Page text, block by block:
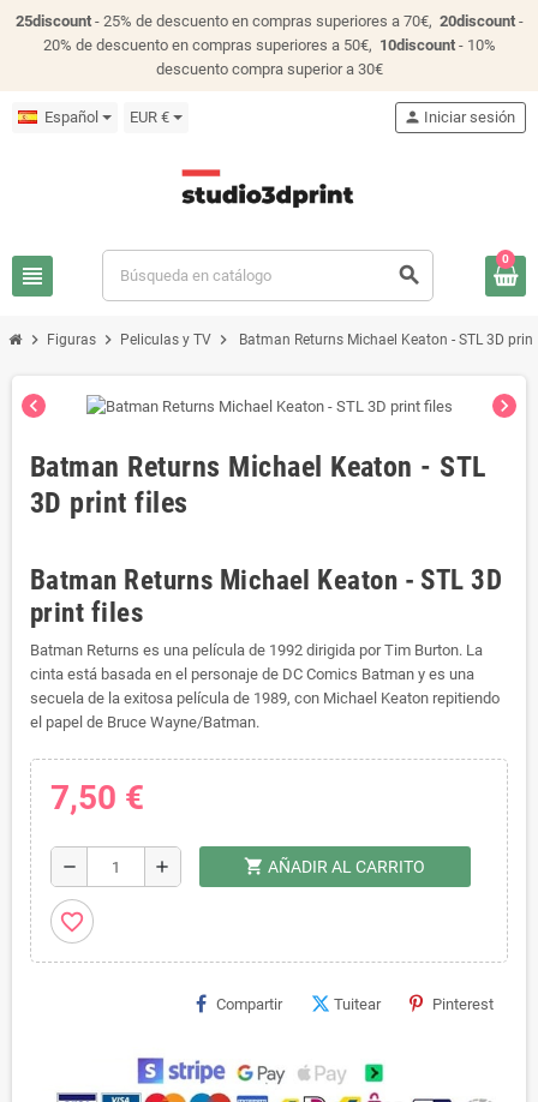
25discount- 25% de descuento en compras superiores a 70€, 20discount-
20% de descuento en compras superiores a 50€, 10discount- 10%
descuento compra superior a 30€
Español EUR €
view_headline search
person Iniciar sesión
0
chevron_right Figuras chevron_right Peliculas y TV chevron_right Batman Returns Michael Keaton - STL 3D
chevron_left chevron_right
Batman Returns Michael Keaton - STL
3D print files
Batman Returns Michael Keaton - STL 3D
print files
Batman Returns es una película de 1992 dirigida por Tim Burton. La
cinta está basada en el personaje de DC Comics Batman y es una
secuela de la exitosa película de 1989, con Michael Keaton repitiendo
el papel de Bruce Wayne/Batman.
7,50 €
remove add shopping_cart AÑADIR AL CARRITO
favorite_border
Compartir Tuitear Pinterest